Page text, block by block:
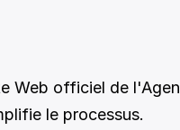
Web officiel de
le processus.